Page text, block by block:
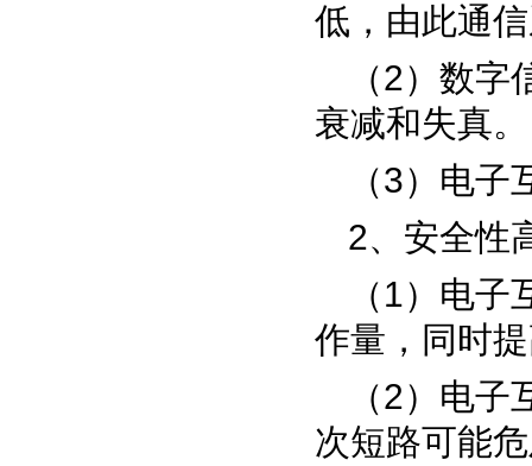
低，由此通
（2）数字
衰减和失真。
（3）电子
2、安全性
（1）电子
作量，同时
（2）电子
次短路可能